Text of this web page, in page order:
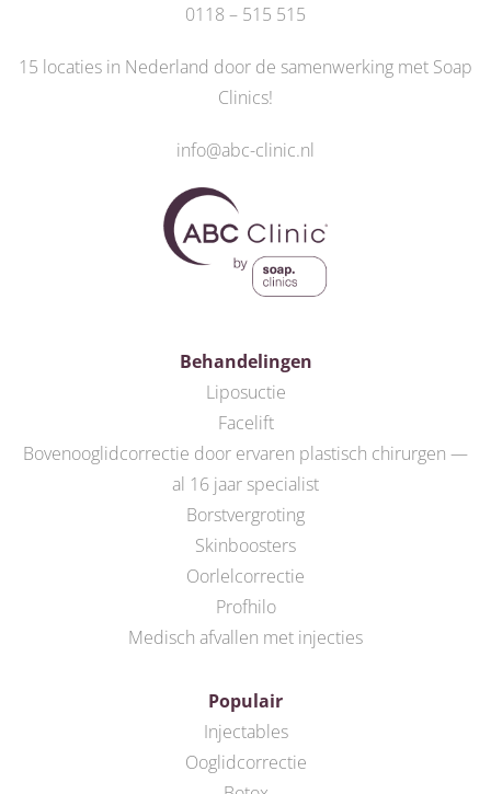
0118 – 515 515
15 locaties in Nederland door de samenwerking met Soap
Clinics!
info@abc-clinic.nl
Behandelingen
Liposuctie
Facelift
Bovenooglidcorrectie door ervaren plastisch chirurgen —
al 16 jaar specialist
Borstvergroting
Skinboosters
Oorlelcorrectie
Profhilo
Medisch afvallen met injecties
Populair
Injectables
Ooglidcorrectie